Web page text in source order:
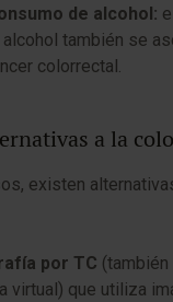
de alcohol:
también se
colorrectal.
a la
existen
por TC
virtual) que utiliza